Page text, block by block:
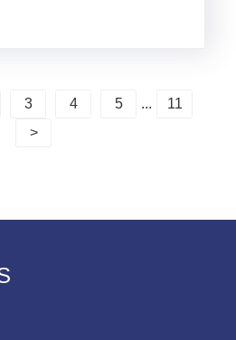
bestemme, om bolte er
momentkontrolmetoden,
3 4 5 ...
11
>